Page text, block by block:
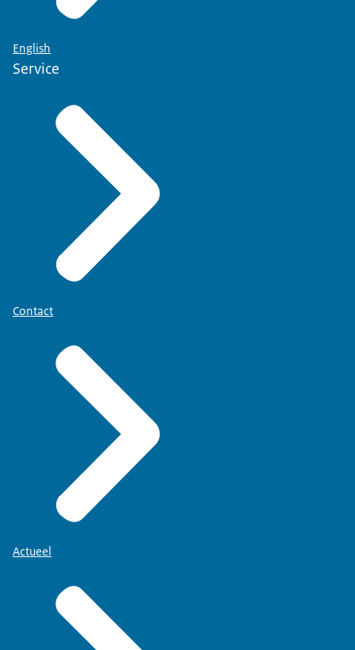
English
Service
Contact
Actueel